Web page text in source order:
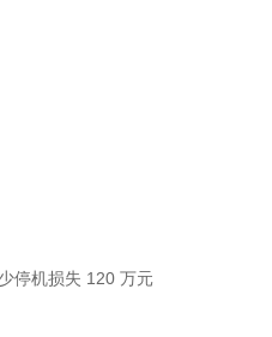
停机损失 120 万元